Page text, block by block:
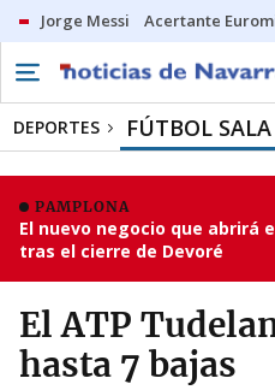
Jorge Messi Acertante
DEPORTES FÚTBOL SALA
PAMPLONA
El nuevo negocio que abrirá
tras el cierre de Devoré
El ATP
hasta 7 bajas